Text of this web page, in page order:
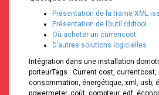
Présentation de la trame XML
Présentation de l’outil rddtool
Où acheter un currencost
D’autres solutions logicielles
Intégration dans une installation
porteurTags : Current cost, currentcost,
consommation, énergétique, xml, usb,
powermeter, coût, compteur, edf,